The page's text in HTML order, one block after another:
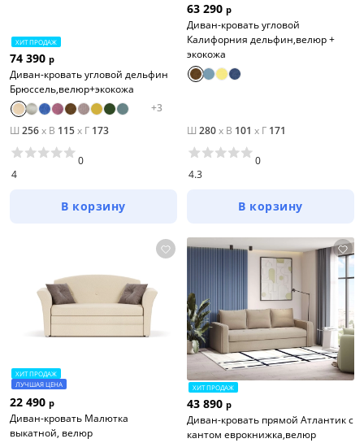
ХИТ ПРОДАЖ
74 390 р
Диван-кровать угловой дельфин
Брюссель,велюр+экокожа
+3
Ш 256x В 115x Г 173
4
0
В корзину
63 290 р
Диван-кровать угловой
Калифорния дельфин,велюр +
экокожа
Ш 280x В 101 x Г 171
4.3
0
В корзину
ХИТ ПРОДАЖ
ЛУЧШАЯ ЦЕНА
22 490 р
Диван-кровать Малютка
выкатной, велюр
ХИТ ПРОДАЖ
43 890 р
Диван-кровать прямой Атлантик с
кантом еврокнижка,велюр